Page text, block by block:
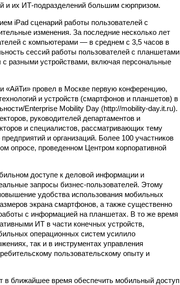
и их ИТ-подразделений большим сюрпризом.
iPad сценарий работы пользователей с
изменения. За последние несколько лет
с компьютерами — в среднем с 3,5 часов в
сессий работы пользователей с планшетами
разными устройствами, включая персональные
«АйТи» провел в Москве первую конференцию,
и устройств (смартфонов и планшетов) в
Enterprise Mobility Day (http://mobility-day.it.ru).
руководителей департаментов и
и специалистов, рассматривающих тему
и организаций. Более 100 участников
опросе, проведенном Центром корпоративной
доступе к деловой информации и
запросы бизнес-пользователей. Этому
удобства использования мобильных
экрана смартфонов, а также существенно
с информацией на планшетах. В то же время
ИТ в части конечных устройств,
операционных систем усилило
так и в инструментах управления
пользовательскому опыту и
в ближайшее время обеспечить мобильный доступ